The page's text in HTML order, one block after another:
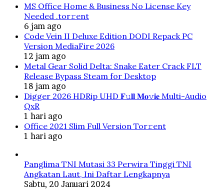
MS Office Home & Business No License Key
Needed .tоr𝚛еnt
6 jam ago
Code Vein II Deluxe Edition DODI Repack PC
Version MediaFire 2026
12 jam ago
Metal Gear Solid Delta: Snake Eater Crack FLT
Release Bypass Steam for Desktop
18 jam ago
Digger 2026 HDRip UHD 𝐅𝚞𝐥𝐥 𝐌𝐨𝚟𝐢𝐞 Multi-Audio
QxR
1 hari ago
Office 2021 Slim Full Version Tor𝚛ent
1 hari ago
Panglima TNI Mutasi 33 Perwira Tinggi TNI
Angkatan Laut, Ini Daftar Lengkapnya
Sabtu, 20 Januari 2024